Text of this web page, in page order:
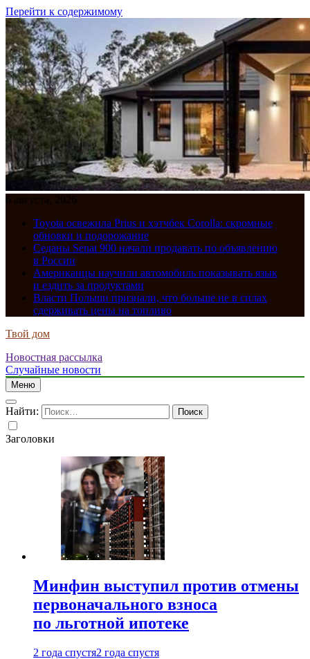
Перейти к содержимому
6 августа, 2026
Toyota освежила Prius и хэтчбек Corolla: скромные
обновки и подорожание
Седаны Senat 900 начали продавать по объявлению
в России
Американцы научили автомобиль показывать язык
и ездить за продуктами
Власти Польши признали, что больше не в силах
сдерживать цены на топливо
Твой дом
Новостная рассылка
Случайные новости
Меню
Найти:
Заголовки
Минфин выступил против отмены
первоначального взноса
по льготной ипотеке
2 года спустя2 года спустя